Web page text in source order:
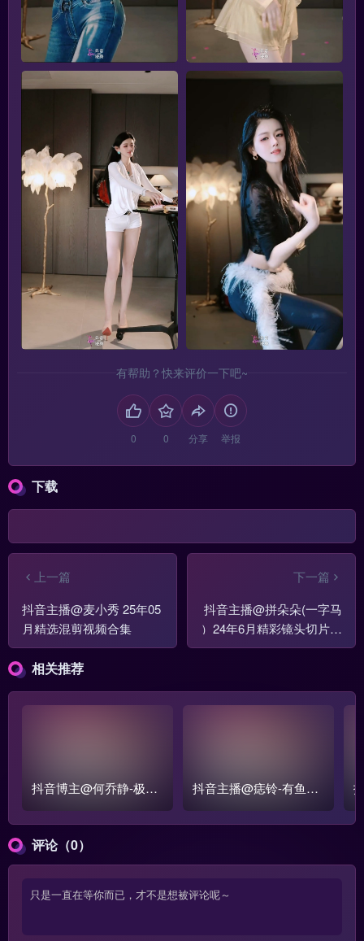
有帮助？快来评价一下吧~
分享 举报
下载
上一篇
抖音主播@麦小秀 25年05
月精选混剪视频合集
下一篇
抖音主播@拼朵朵(一字马
）24年6月精彩镜头切片混
剪舞蹈合集
相关推荐
抖音博主@何乔静-极品
多肉的何老师合集打包
抖音主播@痣铃-有鱼er
2023年4-5月热舞视频合
集
评论（0）